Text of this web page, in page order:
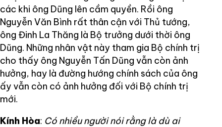
các khi ông Dũng lên cầm quyền. Rồi ông
Nguyễn Văn Bình rất thân cận với Thủ tướng,
ông Đinh La Thăng là Bộ trưởng dưới thời ông
Dũng. Những nhân vật này tham gia Bộ chính trị
cho thấy ông Nguyễn Tấn Dũng vẫn còn ảnh
hưởng, hay là đường hướng chính sách của ông
ấy vẫn còn có ảnh hưởng đối với Bộ chính trị
mới.
Kính Hòa: Có nhiều người nói rằng là dù ai